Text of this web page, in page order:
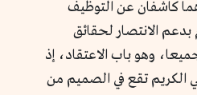
كاشفان عن التوظيف
بدعم الانتصار لحقائق
وهو باب الاعتقاد، إذ
الكريم تقع في الصميم من